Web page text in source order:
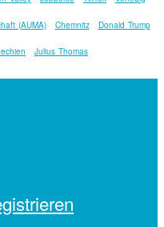
(AUMA) Chemnitz Donald Trump
Julius Thomas